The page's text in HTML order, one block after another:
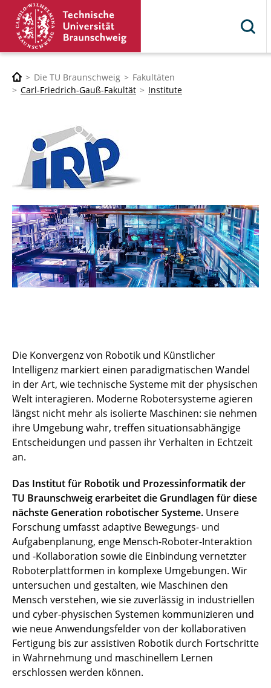
Die TU Braunschweig
Fakultäten
Carl-Friedrich-Gauß-Fakultät
Institute
Die Konvergenz von Robotik und Künstlicher
Intelligenz markiert einen paradigmatischen Wandel
in der Art, wie technische Systeme mit der physischen
Welt interagieren. Moderne Robotersysteme agieren
längst nicht mehr als isolierte Maschinen: sie nehmen
ihre Umgebung wahr, treffen situationsabhängige
Entscheidungen und passen ihr Verhalten in Echtzeit
an.
Das Institut für Robotik und Prozessinformatik der
TU Braunschweig erarbeitet die Grundlagen für diese
nächste Generation robotischer Systeme. Unsere
Forschung umfasst adaptive Bewegungs- und
Aufgabenplanung, enge Mensch-Roboter-Interaktion
und -Kollaboration sowie die Einbindung vernetzter
Roboterplattformen in komplexe Umgebungen. Wir
untersuchen und gestalten, wie Maschinen den
Mensch verstehen, wie sie zuverlässig in industriellen
und cyber-physischen Systemen kommunizieren und
wie neue Anwendungsfelder von der kollaborativen
Fertigung bis zur assistiven Robotik durch Fortschritte
in Wahrnehmung und maschinellem Lernen
erschlossen werden können.